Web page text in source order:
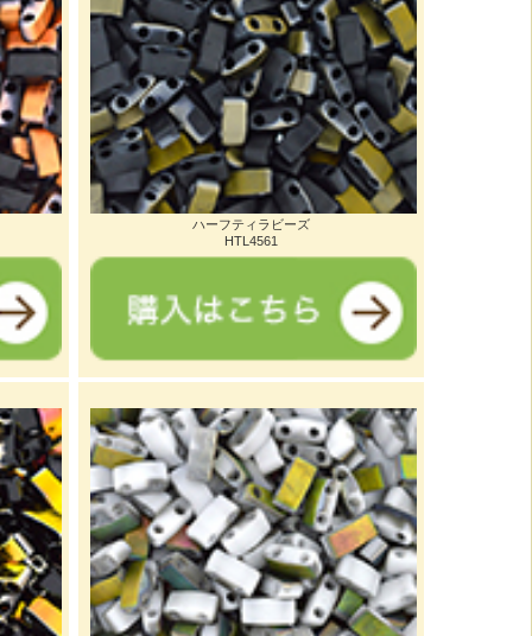
ハーフティラビーズ
HTL4561